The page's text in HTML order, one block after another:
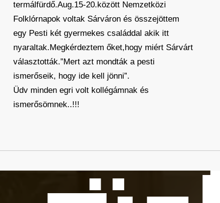
termálfürdő.Aug.15-20.között Nemzetközi
Folklórnapok voltak Sárváron és összejöttem
egy Pesti két gyermekes családdal akik itt
nyaraltak.Megkérdeztem őket,hogy miért Sárvárt
választották.”Mert azt mondták a pesti
ismerőseik, hogy ide kell jönni”.
Üdv minden egri volt kollégámnak és
ismerősömnek..!!!